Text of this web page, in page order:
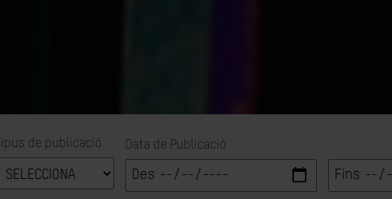
Tipus de publicació Data de Publicació